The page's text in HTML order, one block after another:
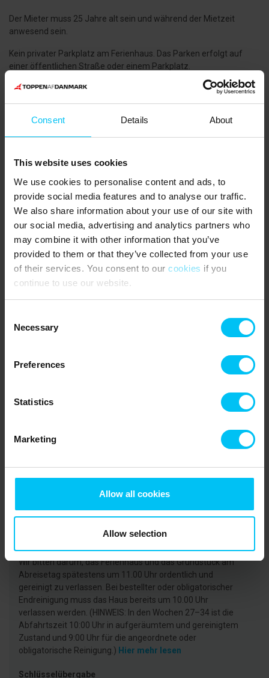
Consent Details About
This website uses cookies
We use cookies to personalise content and ads, to
provide social media features and to analyse our traffic.
We also share information about your use of our site with
our social media, advertising and analytics partners who
may combine it with other information that you’ve
provided to them or that they’ve collected from your use
of their services. You consent to our cookies if you
continue to use our website.
Selection
Necessary
Preferences
Statistics
Marketing
Allow all cookies
Allow selection
Der Mieter muss 25 Jahre alt sein und während der Mietzeit
anwesend sein.
Kein privater Parkplatz am Ferienhaus. Das Parken erfolgt auf
einer öffentlichen Straße oder einem Parkplatz.
Verbrauchspaushale für Strom, Wasser und Wärme.
Das Badezimmer hat kein Fenster.
NÄCHSTE EINKAUFMÖGLICHKEIT
Supermarkt mit Bäckerei 100 Meter vom Ferienhaus entfernt.
ÖFFENTLICHER VERKEHR:
Skagen Bahnhof 250 Meter vom Ferienhaus entfernt.
Das sagen andere Urlauber
Haus
Die Anreise/Check In kann frühestens ab 15:00 Uhr
Wir bitten darum, das Ferienhaus und das Grundstück am
Abreisetag spätestens um 11.00 Uhr ordentlich und
gereinigt zu verlassen. Bei bestellter oder obligatorischer
Endreinigung muss das Haus bereits um 10.00 Uhr
verlassen werden. (HINWEIS: In den Wochen 27–34 ist die
Abfahrtszeit 10:00 Uhr in aufgeräumtem und gereinigtem
Zustand und 9:00 Uhr für die angeordnete oder
obligatorische Reinigung.) Hier mehr lesen
Schlüsselübergabe